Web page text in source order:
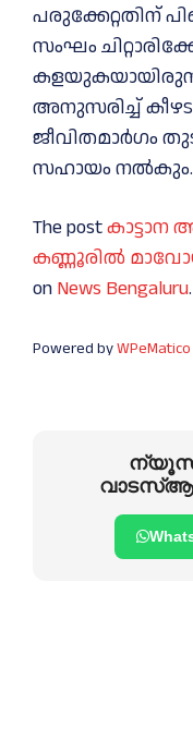
പരുക്കേറ്റതിന്
സംഘം
അനുസരിച്ച്‌
ജീവിതമാര്‍ഗം
സഹായം നല്‍കും.
The post
കണ്ണൂരില്‍
on News Bengaluru.
Powered byWPeMatico
ന്യൂസ്